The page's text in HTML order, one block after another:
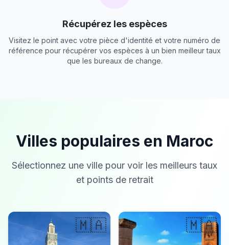
Récupérez les espèces
Visitez le point avec votre pièce d'identité et votre numéro de
référence pour récupérer vos espèces à un bien meilleur taux
que les bureaux de change.
Villes populaires en Maroc
Sélectionnez une ville pour voir les meilleurs taux
et points de retrait
🇲🇦 🇲🇦